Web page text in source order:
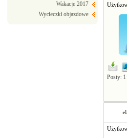
Wakacje 2017
Wycieczki objazdowe
Posty: 1